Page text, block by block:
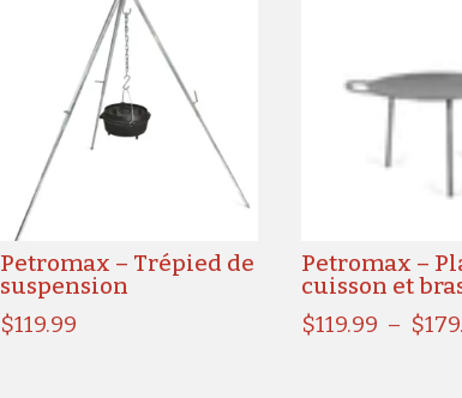
Petromax – Trépied de
suspension
$119.99
Petromax –
cuisson et
$119.99 – $